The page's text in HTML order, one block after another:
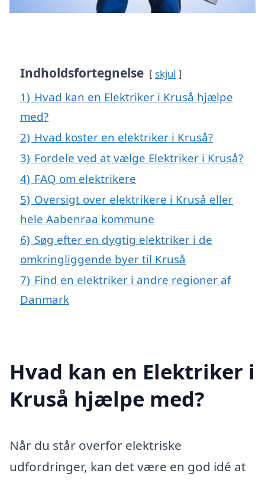
Indholdsfortegnelse skjul
1) Hvad kan en Elektriker i Kruså hjælpe
med?
2) Hvad koster en elektriker i Kruså?
3) Fordele ved at vælge Elektriker i Kruså?
4) FAQ om elektrikere
5) Oversigt over elektrikere i Kruså eller
hele Aabenraa kommune
6) Søg efter en dygtig elektriker i de
omkringliggende byer til Kruså
7) Find en elektriker i andre regioner af
Danmark
Hvad kan en Elektriker i
Kruså hjælpe med?
Når du står overfor elektriske
udfordringer, kan det være en god idé at